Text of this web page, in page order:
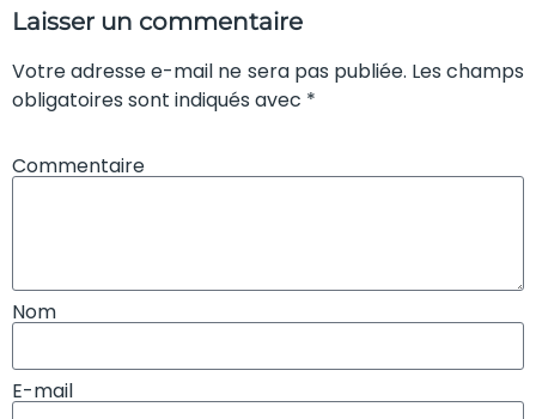
Laisser un commentaire
Votre adresse e-mail ne sera pas publiée. Les champs
obligatoires sont indiqués avec *
Commentaire
Nom
E-mail